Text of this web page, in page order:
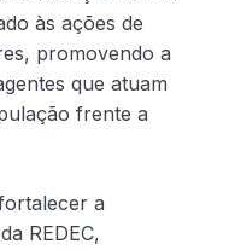
às ações de
promovendo a
que atuam
frente a
a
REDEC,